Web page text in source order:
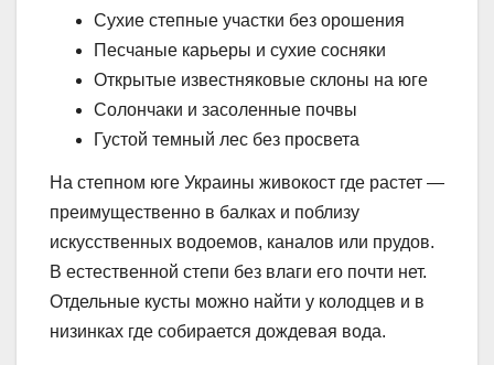
Сухие степные участки без орошения
Песчаные карьеры и сухие сосняки
Открытые известняковые склоны на юге
Солончаки и засоленные почвы
Густой темный лес без просвета
На степном юге Украины живокост где растет —
преимущественно в балках и поблизу
искусственных водоемов, каналов или прудов.
В естественной степи без влаги его почти нет.
Отдельные кусты можно найти у колодцев и в
низинках где собирается дождевая вода.